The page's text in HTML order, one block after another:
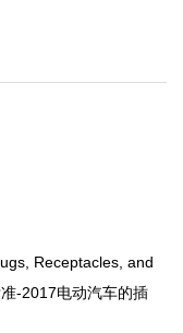
Receptacles, and
-2017电动汽车的插